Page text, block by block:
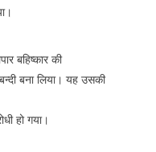
बहिष्कार की
बना लिया। यह उसकी
हो गया।